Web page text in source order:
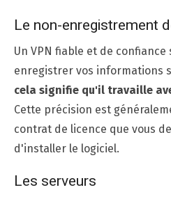
Le non-enregistrement
Un VPN fiable et de confiance
enregistrer vos informations
cela signifie qu'il travaille
Cette précision est
contrat de licence que vous
d'installer le logiciel.
Les serveurs